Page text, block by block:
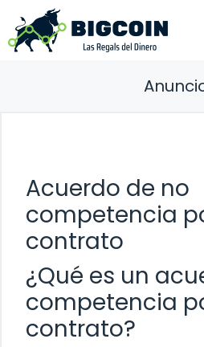
Saltar
al
contenido
Acuerdo de no
competencia
contrato
¿Qué es un
competencia
contrato?